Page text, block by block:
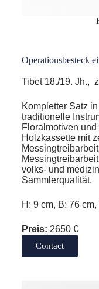
Operationsbesteck
Tibet 18./19. Jh.,
Kompletter Satz
traditionelle
Floralmotiven
Holzkassette mit
volks- und
Sammlerqualität.
H: 9 cm, B: 76 cm,
Preis: 2650 €
Contact